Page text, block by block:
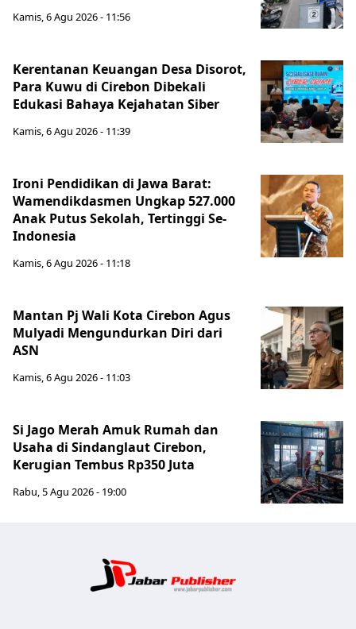
Kamis, 6 Agu 2026 - 11:56
Kerentanan Keuangan Desa Disorot,
Para Kuwu di Cirebon Dibekali
Edukasi Bahaya Kejahatan Siber
Kamis, 6 Agu 2026 - 11:39
Ironi Pendidikan di Jawa Barat:
Wamendikdasmen Ungkap 527.000
Anak Putus Sekolah, Tertinggi Se-
Indonesia
Kamis, 6 Agu 2026 - 11:18
Mantan Pj Wali Kota Cirebon Agus
Mulyadi Mengundurkan Diri dari
ASN
Kamis, 6 Agu 2026 - 11:03
Si Jago Merah Amuk Rumah dan
Usaha di Sindanglaut Cirebon,
Kerugian Tembus Rp350 Juta
Rabu, 5 Agu 2026 - 19:00